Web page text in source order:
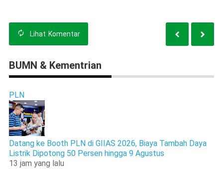
Lihat Komentar
BUMN & Kementrian
PLN
Datang ke Booth PLN di GIIAS 2026, Biaya Tambah Daya
Listrik Dipotong 50 Persen hingga 9 Agustus
13 jam yang lalu